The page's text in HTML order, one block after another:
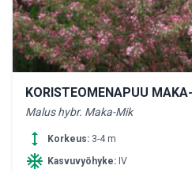
KORISTEOMENAPUU
Malus hybr. Maka-Mik
height Korkeus: 3-4 m
ac_unit Kasvuvyöhyke: IV